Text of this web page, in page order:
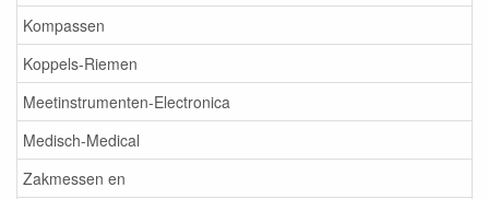
Kompassen
Koppels-Riemen
Meetinstrumenten-Electronica
Medisch-Medical
Zakmessen en